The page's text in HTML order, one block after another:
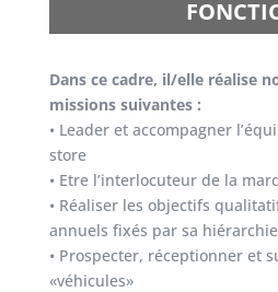
Dans ce cadre, il/elle réalise
missions suivantes :
• Leader et accompagner
store
• Etre l’interlocuteur de la
• Réaliser les objectifs
annuels fixés par sa hiérarchie
• Prospecter, réceptionner et
«véhicules»